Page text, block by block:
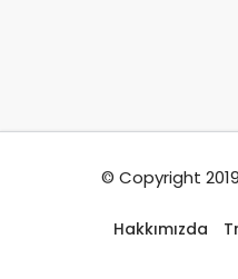
© Copyright
Hakkımızda